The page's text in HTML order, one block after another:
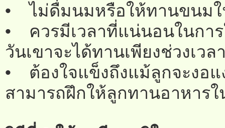
• ไม่ดื่มนมหรือให้ทานขนมใ
• ควรมีเวลาที่แน่นอนในกา
วันเขาจะได้ทานเพียงช่วงเว
• ต้องใจแข็งถึงแม้ลูกจะงอ
สามารถฝึกให้ลูกทานอาหาร